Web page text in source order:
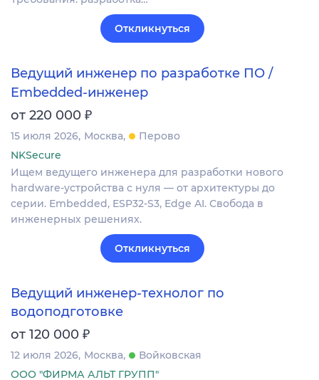
Откликнуться
Ведущий инженер по разработке ПО /
Embedded-инженер
от 220 000 ₽
15 июля 2026 Москва
Перово
NKSecure
Ищем ведущего инженера для разработки нового
hardware-устройства с нуля — от архитектуры до
серии. Embedded, ESP32-S3, Edge AI. Свобода в
инженерных решениях.
Откликнуться
Ведущий инженер-технолог по
водоподготовке
от 120 000 ₽
12 июля 2026 Москва
Войковская
ООО "ФИРМА АЛЬТ ГРУПП"